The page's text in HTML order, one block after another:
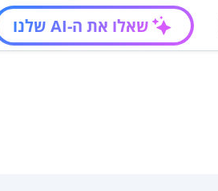
שאלו את ה-AI שלנו